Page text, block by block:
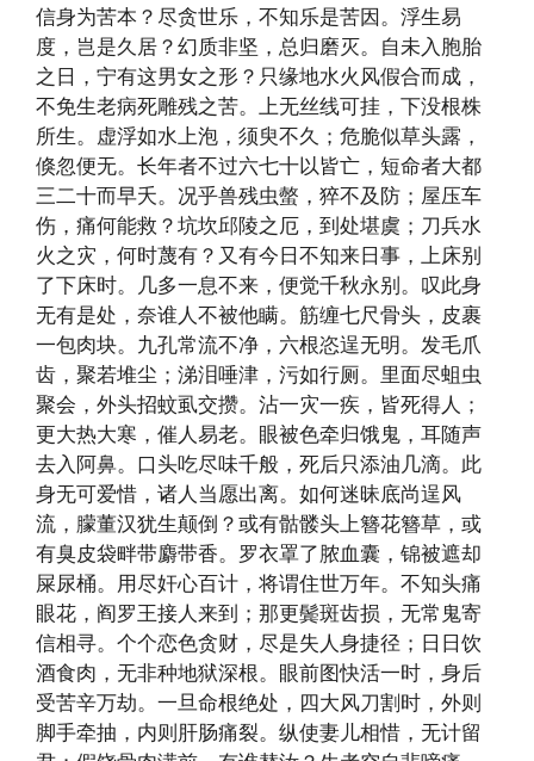
信身为苦本？尽贪世乐，不知乐是苦因。浮生易
度，岂是久居？幻质非坚，总归磨灭。自未入胞胎
之日，宁有这男女之形？只缘地水火风假合而成，
不免生老病死雕残之苦。上无丝线可挂，下没根株
所生。虚浮如水上泡，须臾不久；危脆似草头露，
倏忽便无。长年者不过六七十以皆亡，短命者大都
三二十而早夭。况乎兽残虫螫，猝不及防；屋压车
伤，痛何能救？坑坎邱陵之厄，到处堪虞；刀兵水
火之灾，何时蔑有？又有今日不知来日事，上床别
了下床时。几多一息不来，便觉千秋永别。叹此身
无有是处，奈谁人不被他瞒。筋缠七尺骨头，皮裹
一包肉块。九孔常流不净，六根恣逞无明。发毛爪
齿，聚若堆尘；涕泪唾津，污如行厕。里面尽蛆虫
聚会，外头招蚊虱交攒。沾一灾一疾，皆死得人；
更大热大寒，催人易老。眼被色牵归饿鬼，耳随声
去入阿鼻。口头吃尽味千般，死后只添油几滴。此
身无可爱惜，诸人当愿出离。如何迷昧底尚逞风
流，朦董汉犹生颠倒？或有骷髅头上簪花簪草，或
有臭皮袋畔带麝带香。罗衣罩了脓血囊，锦被遮却
屎尿桶。用尽奸心百计，将谓住世万年。不知头痛
眼花，阎罗王接人来到；那更鬓斑齿损，无常鬼寄
信相寻。个个恋色贪财，尽是失人身捷径；日日饮
酒食肉，无非种地狱深根。眼前图快活一时，身后
受苦辛万劫。一旦命根绝处，四大风刀割时，外则
脚手牵抽，内则肝肠痛裂。纵使妻儿相惜，无计留